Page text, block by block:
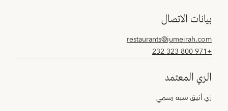
بيانات الاتصال
restaurants@jumeirah.com
+971 800 323 232
الزي المعتمد
زي أنيق شبه رسمي